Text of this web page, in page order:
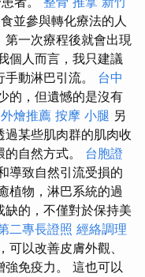
並參與轉化療法的人
第一次療程後就會出現
個人而言，我只建議
動淋巴引流。 台中
的，但遺憾的是沒有
外燴推薦 按摩 小腿 另
某些肌肉群的肌肉收
自然方式。 台胞證
導致自然引流​​受損的
植物，淋巴系統的過
的，不僅對於保持美
二專長證照 經絡調理
可以改善皮膚外觀、
強免疫力。 這也可以